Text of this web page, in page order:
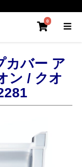
0
カバー ア
ン / クオ